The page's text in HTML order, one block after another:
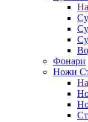
Фонари
Ножи